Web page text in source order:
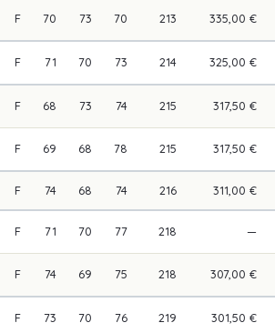
F 70 73 70 213 335,00 €
F 71 70 73 214 325,00 €
F 68 73 74 215 317,50 €
F 69 68 78 215 317,50 €
F 74 68 74 216 311,00 €
F 71 70 77 218 —
F 74 69 75 218 307,00 €
F 73 70 76 219 301,50 €